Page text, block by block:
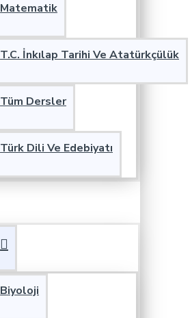
Matematik
T.C. İnkılap Tarihi Ve Atatürkçülük
Tüm Dersler
Türk Dili Ve Edebiyatı
Biyoloji